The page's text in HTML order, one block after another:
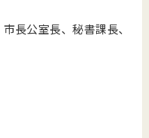
長公室長、秘書課長、